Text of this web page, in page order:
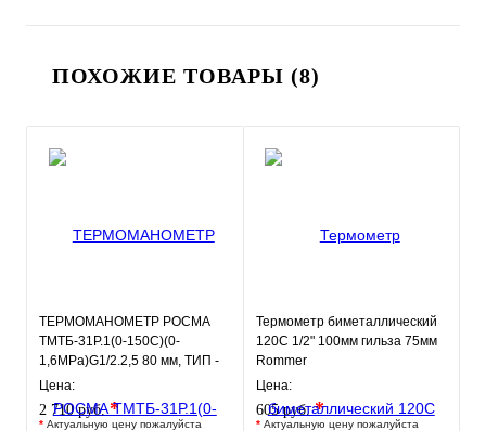
ПОХОЖИЕ ТОВАРЫ (8)
ТЕРМОМАНОМЕТР РОСМА
ТМТБ-31Р.1(0-150С)(0-
1,6MPa)G1/2.2,5 80 мм, ТИП -
ТМТБ-31Р, температура: 0-
150С
Цена:
2 710 руб.*
* Актуальную цену пожалуйста
Термометр биметаллический
120С 1/2" 100мм гильза 75мм
Rommer
Цена:
605 руб.*
* Актуальную цену пожалуйста